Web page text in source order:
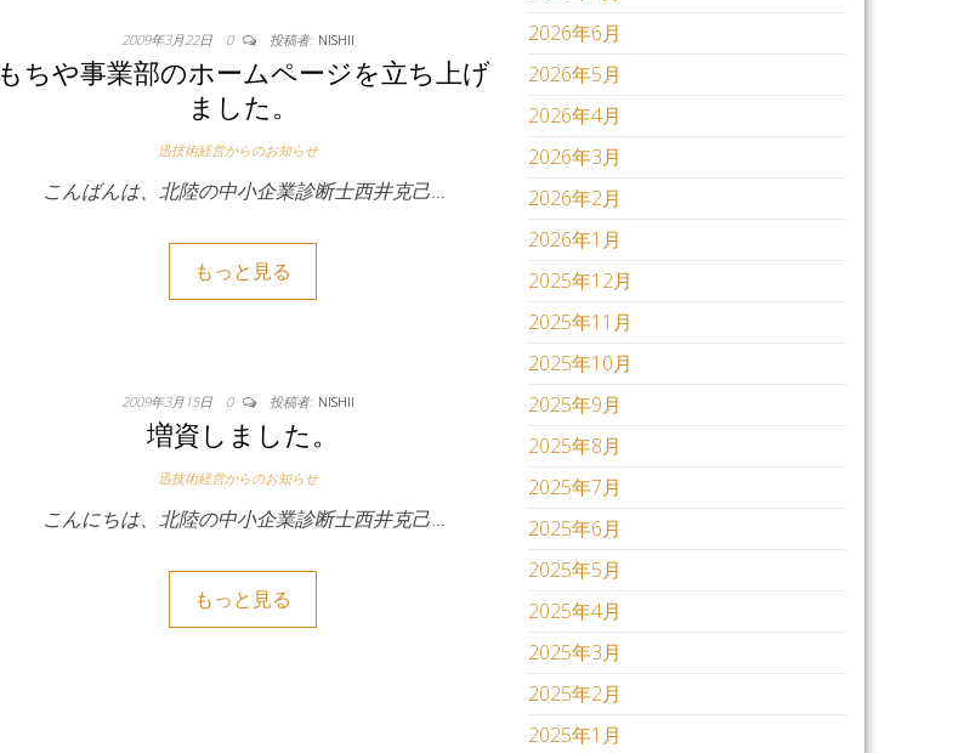
2009年3月22日 0 投稿者: NISHII
もちや事業部のホームページを立ち上げ
ました。
迅技術経営からのお知らせ
こんばんは、北陸の中小企業診断士西井克己…
もっと見る
2009年3月15日 0 投稿者: NISHII
増資しました。
迅技術経営からのお知らせ
こんにちは、北陸の中小企業診断士西井克己…
もっと見る
2026年6月
2026年5月
2026年4月
2026年3月
2026年2月
2026年1月
2025年12月
2025年11月
2025年10月
2025年9月
2025年8月
2025年7月
2025年6月
2025年5月
2025年4月
2025年3月
2025年2月
2025年1月